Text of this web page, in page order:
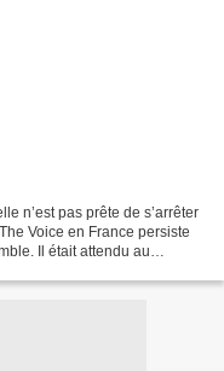
n’est pas prête de s’arrêter
Voice en France persiste
Il était attendu au